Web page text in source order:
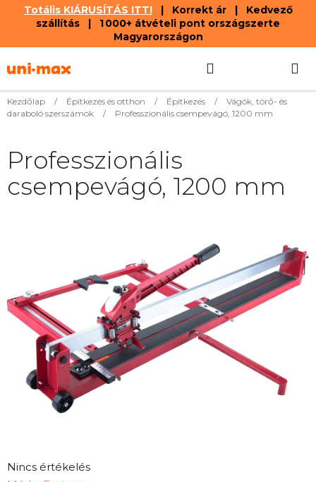
Totális KIÁRUSÍTÁS ITT!| Korrekt ár | Kedvező
szállítás | 1 000+ átvételi pont országszerte
Magyarországon
tartalomhoz
KOSÁR
Kezdőlap / Építkezés és otthon / Építkezés /
Vágók, törő- és
daraboló szerszámok
/ Professzionális csempevágó, 1200 mm
A
Nincs értékelés
Professzionális
csempevágó, 1200 mm